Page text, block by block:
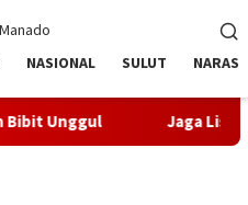
NASIONAL SULUT NARASI
Jaga Listrik Andal Jelang